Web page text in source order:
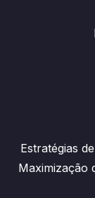
Estratégias
Maximização